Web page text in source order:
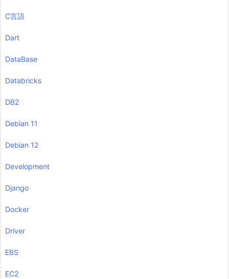
C言語
Dart
DataBase
Databricks
DB2
Debian 11
Debian 12
Development
Django
Docker
Driver
EBS
EC2